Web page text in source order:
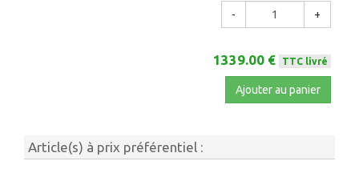
- +
1339.00 € TTC livré
Ajouter au panier
Article(s) à prix préférentiel :